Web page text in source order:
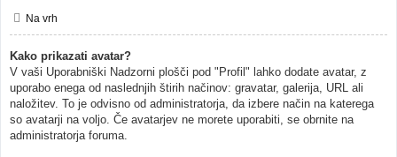
Na vrh
Kako prikazati avatar?
V vaši Uporabniški Nadzorni plošči pod "Profil" lahko dodate avatar, z
uporabo enega od naslednjih štirih načinov: gravatar, galerija, URL ali
naložitev. To je odvisno od administratorja, da izbere način na katerega
so avatarji na voljo. Če avatarjev ne morete uporabiti, se obrnite na
administratorja foruma.